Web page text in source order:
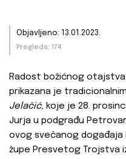
Objavljeno: 13.01.2023.
Pregleda: 174
Radost božićnog
prikazana je
Jelačić, koje je 28.
Jurja u podgrađu
ovog svečanog događaja
župe Presvetog Trojstva